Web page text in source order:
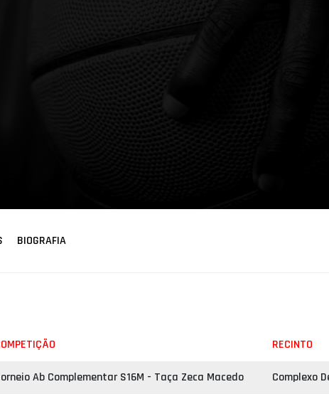
BIOGRAFIA
RECINTO
Ab Complementar S16M - Taça Zeca Macedo Complexo